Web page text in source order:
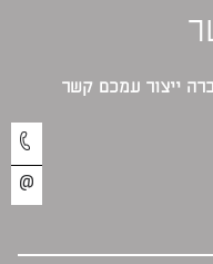
ייצור עמכם קשר